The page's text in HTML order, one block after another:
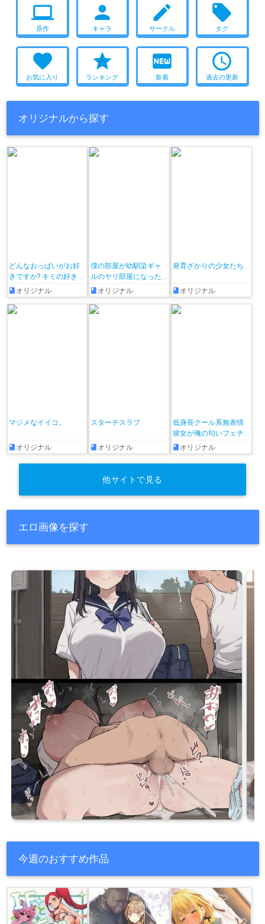
computer
原作
person
キャラ
create
サークル
local_offer
タグ
favorite
お気に入り
star
ランキング
fiber_new
新着
access_time
過去の更新
オリジナルから探す
どんなおっぱいがお好
きですか? キミの好きな
おっぱいがきっと見つ
かるアンソロジー
オリジナル
僕の部屋が幼馴染ギャ
ルのヤリ部屋になった
話 オリジナル
発育ざかりの少女たち
オリジナル
マジメなイイコ。
オリジナル
スターチスラブ
オリジナル
低身長クール系無表情
彼女が俺の匂いフェチ
だと発覚したらもう――!
オリジナル
他サイトで見る
エロ画像を探す
今週のおすすめ作品